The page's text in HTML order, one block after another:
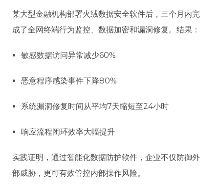
某大型金融机构部署火绒数据安全软件后，三个月内完
成了全网终端行为监控、数据加密和漏洞修复。结果：
敏感数据访问异常减少60%
恶意程序感染事件下降80%
系统漏洞修复时间从平均7天缩短至24小时
响应流程闭环效率大幅提升
实践证明，通过智能化数据防护软件，企业不仅防御外
部威胁，更可有效管控内部操作风险。